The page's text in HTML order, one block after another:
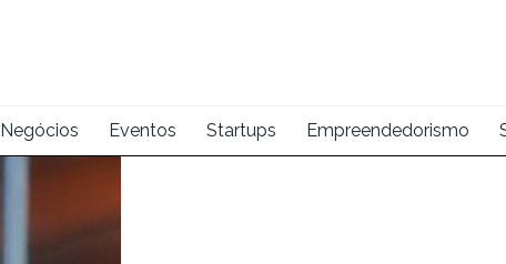
Negócios Eventos Startups Empreendedorismo